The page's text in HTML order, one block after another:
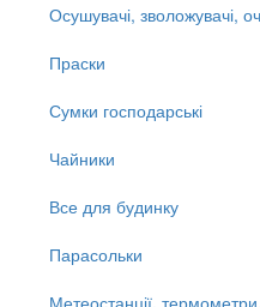
Осушувачі, зволожувачі,
Праски
Сумки господарські
Чайники
Все для будинку
Парасольки
Метеостанції,